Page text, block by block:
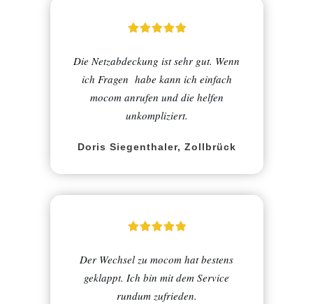
Die Netzabdeckung ist sehr gut. Wenn
ich Fragen habe kann ich einfach
mocom anrufen und die helfen
unkompliziert.
Doris Siegenthaler, Zollbrück
Der Wechsel zu mocom hat bestens
geklappt. Ich bin mit dem Service
rundum zufrieden.